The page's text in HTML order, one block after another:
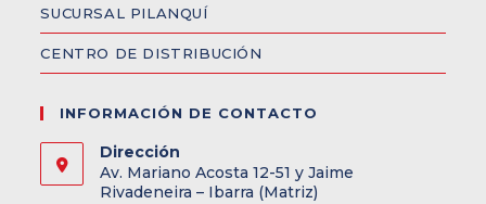
SUCURSAL PILANQUÍ
CENTRO DE DISTRIBUCIÓN
INFORMACIÓN DE CONTACTO
Dirección
Av. Mariano Acosta 12-51 y Jaime
Rivadeneira – Ibarra (Matriz)